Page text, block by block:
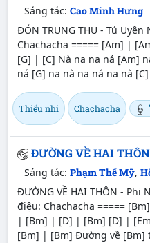
Sáng tác: Cao Minh Hưng
ĐÓN TRUNG THU - Tú
Chachacha ===== [Am] |
[G] | [C] Nà na na ná [Am]
ná [G] na nà na ná na nà
Thiếu nhi Chachacha
ĐƯỜNG VỀ HAI THÔN
Sáng tác: Phạm Thế Mỹ,
ĐƯỜNG VỀ HAI THÔN -
điệu: Chachacha =====
| [Bm] | [D] | [Bm] [D] |
[Bm] | [Bm] Đường về [Bm]